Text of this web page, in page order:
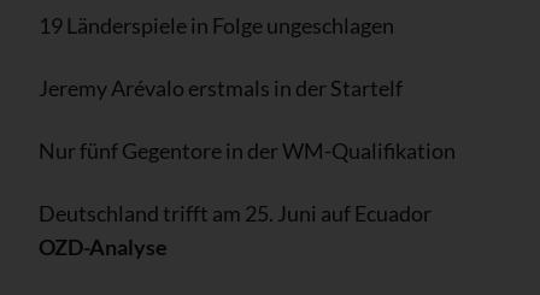
19 Länderspiele in Folge ungeschlagen
Jeremy Arévalo erstmals in der Startelf
Nur fünf Gegentore in der WM-Qualifikation
Deutschland trifft am 25. Juni auf Ecuador
OZD-Analyse